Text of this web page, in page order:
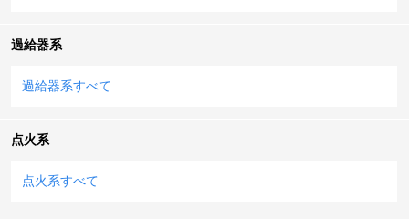
過給器系
過給器系すべて
点火系
点火系すべて